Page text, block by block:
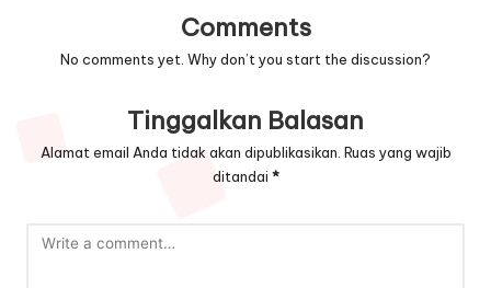
Comments
No comments yet. Why don’t you start the discussion?
Tinggalkan Balasan
Alamat email Anda tidak akan dipublikasikan. Ruas yang wajib
ditandai *